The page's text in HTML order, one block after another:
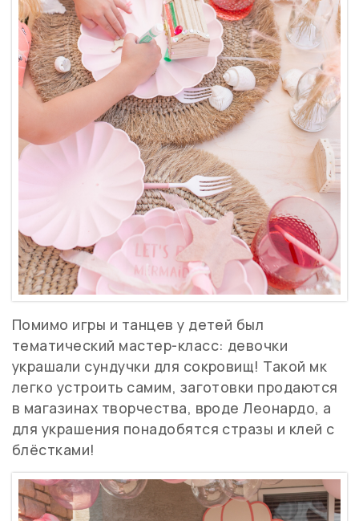
Помимо игры и танцев у детей был
тематический мастер-класс: девочки
украшали сундучки для сокровищ! Такой мк
легко устроить самим, заготовки продаются
в магазинах творчества, вроде Леонардо, а
для украшения понадобятся стразы и клей с
блёстками!